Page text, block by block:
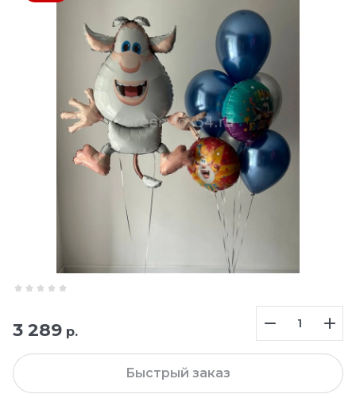
3 289 р.
Быстрый заказ